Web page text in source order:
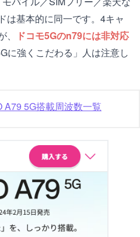
は基本的に同一です。4キャ
ドコモ5Gのn79には非対応
に強くこだわる」人は注意し
A79 5G搭載周波数一覧